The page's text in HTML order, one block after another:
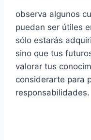
observa algunos
puedan ser útiles
sólo estarás
sino que tus
valorar tus
considerarte para
responsabilidades.